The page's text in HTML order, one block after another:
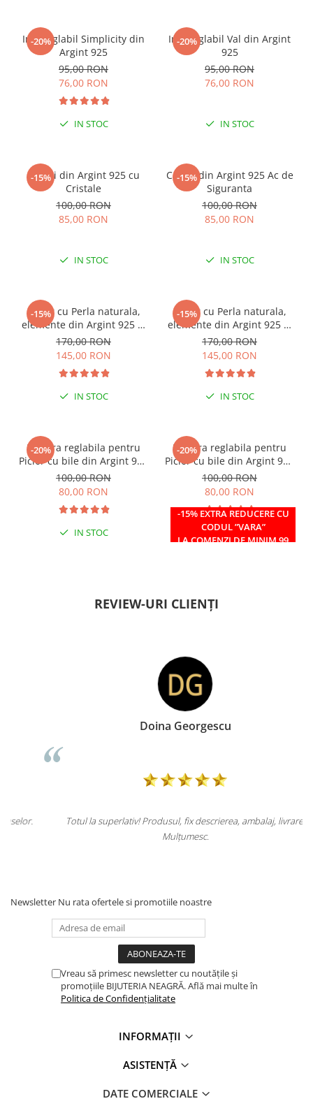
-20%
Inel reglabil Simplicity din
Argint 925
95,00 RON
76,00 RON
IN STOC
-20%
Inel reglabil Val din Argint
925
95,00 RON
76,00 RON
IN STOC
-15%
Cercei din Argint 925 cu
Cristale
100,00 RON
85,00 RON
IN STOC
-15%
Cercei din Argint 925 Ac de
Siguranta
100,00 RON
85,00 RON
IN STOC
-15%
Colier cu Perla naturala,
elemente din Argint 925 si
margele Miyuki, multicolor
170,00 RON
145,00 RON
IN STOC
-15%
Colier cu Perla naturala,
elemente din Argint 925 si
margele Miyuki, verde/kiwi
170,00 RON
145,00 RON
IN STOC
-20%
Bratara reglabila pentru
Picior cu bile din Argint 925
si margele Miyuki rosii
100,00 RON
80,00 RON
IN STOC
-20%
-15% EXTRA REDUCERE CU
CODUL ”VARA”
LA COMENZI DE MINIM 99
Bratara reglabila pentru
Picior cu bile din Argint 925
si margele Miyuki verzi
100,00 RON
80,00 RON
IN STOC
REVIEW-URI CLIENȚI
Doina Georgescu
Totul la superlativ! Produsul, fix descrierea, ambalaj, livrare.
Mulțumesc.
Newsletter Nu rata ofertele si promotiile noastre
Vreau să primesc newsletter cu noutățile și
promoțiile BIJUTERIA NEAGRĂ. Află mai multe în
Politica de Confidențialitate
INFORMAȚII
ASISTENȚĂ
DATE COMERCIALE